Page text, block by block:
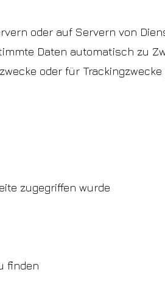
oder auf Servern von
Daten automatisch zu
oder für Trackingzwecke
zugegriffen wurde
finden